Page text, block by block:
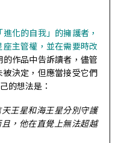
化的自我」的擁護者，
主管權，並在需要時改
的作品中告訴讀者，儘管
決定，但應當接受它們
的想法是：
王星和海王星分別守護
，他在直覺上無法超越